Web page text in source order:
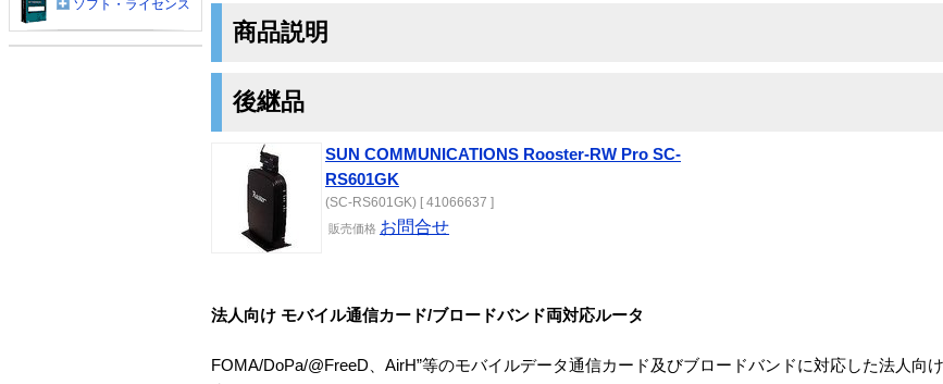
商品説明
後継品
SUN COMMUNICATIONS Rooster-RW Pro SC-
RS601GK
(SC-RS601GK) [ 41066637 ]
販売価格 お問合せ
法人向け モバイル通信カード/ブロードバンド両対応ルータ
FOMA/DoPa/@FreeD、AirH”等のモバイルデータ通信カード及びブロードバンドに対応した法人向
ソフト・ライセンス